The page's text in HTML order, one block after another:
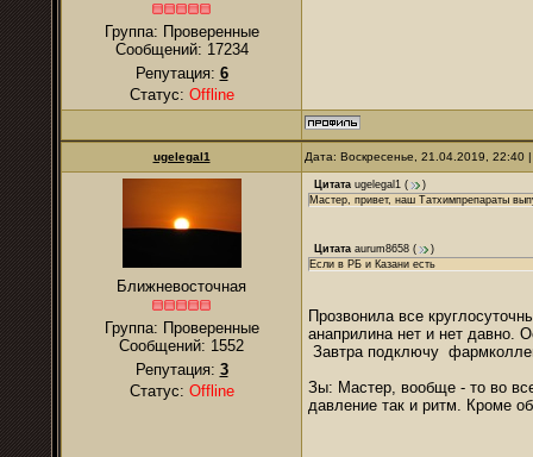
Группа: Проверенные
Сообщений: 17234
Репутация: 6
Статус: Offline
ugelegal1 Дата: Воскресенье, 21.04.2019,
Ближневосточная
Группа: Проверенные
Сообщений: 1552
Репутация: 3
Статус: Offline
Цитата ugelegal1 (
)
Мастер, привет, наш Татхимпрепараты
Цитата aurum8658 (
)
Если в РБ и Казани есть
Прозвонила все
анаприлина нет и нет давно.
Завтра подключу
Зы: Мастер, вообще - то во
давление так и ритм. Кроме